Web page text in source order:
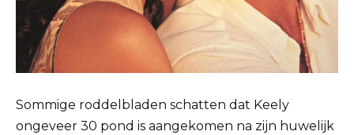
Sommige roddelbladen schatten dat Keely
ongeveer 30 pond is aangekomen na zijn huwelijk